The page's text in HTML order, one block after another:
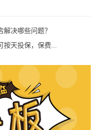
决哪些问题？
按天投保，保费...